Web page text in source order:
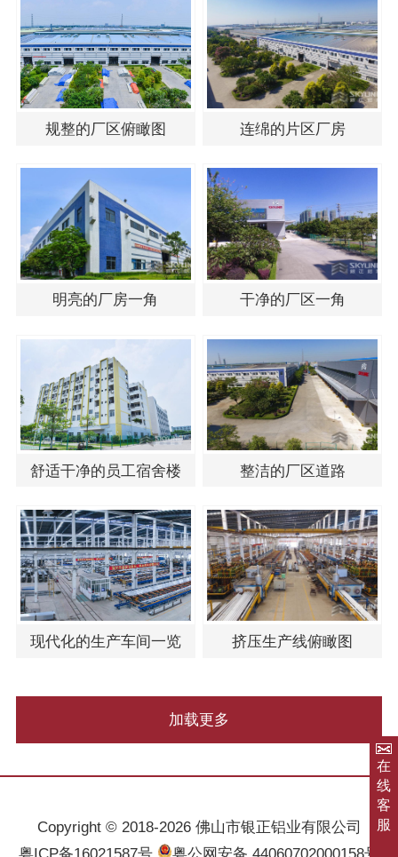
规整的厂区俯瞰图 连绵的片区厂房
明亮的厂房一角 干净的厂区一角
舒适干净的员工宿舍楼 整洁的厂区道路
现代化的生产车间一览 挤压生产线俯瞰图
加载更多
Copyright © 2018-2026 佛山市银正铝业有限公司
粤ICP备16021587号
粤公网安备 44060702000158号
在
线
客
服